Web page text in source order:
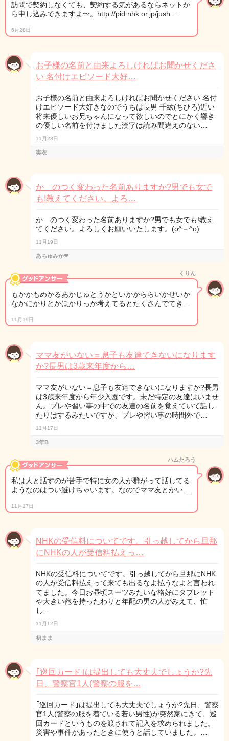
訪問で契約しなくても、契約する気があるならネットか
ら申し込みできますよ〜。http://pid.nhk.or.jp/jush…
6月28日
お子様の名前と由来よろしければお聞かせくださ
い 名付けエピソード大好…
お子様の名前と由来よろしければお聞かせください 名付
けエピソード大好きなのでうちは長男 千紘(ちひろ)近い
将来優しいお兄ちゃんになって欲しいのでとにかく響き
の優しい名前を付けました漢字は読み間違えのない…
11月28日
実衣
か のつく変わった名前ありますか?男でも女で
も!教えてください。よろ…
か のつく変わった名前ありますか?男でも女でも!教え
てください。よろしくお願いいたします。(o^－^o)
11月19日
あちゅみか❤
くりん
もかかもめかるあかじゅとうかといかかららいかせいか
なかにかりとかほかりっか考えてるとたくさんでてき…
11月19日
ママ友がいない＝息子も友達できないになります
か?長男は3歳来年度から…
ママ友がいない＝息子も友達できないになりますか?長男
は3歳来年度から年少入園です。未だ特定の友達はいませ
ん。プレや習い事の中での友達の名前を覚えていて話し
たりはするみたいですが、プレや習い事の時間外で…
11月17日
3年B
ハムたろう
私は人と話すのが苦手で特に女の人が群がって話してる
ようなのはつい避けちゃいます。なのでママ友とかい…
11月17日
NHKの受信料についてです。引っ越してから旦那
にNHKの人が受信料払えっ…
NHKの受信料についてです。引っ越してから旦那にNHK
の人が受信料払えって来ても出るなよ払うなよと言われ
てました。今日お昼頃スーツみたいな格好にタブレット
や大きい鞄を持ったわりと年配の男の人がみえて、忙
し…
11月12日
初まま
｢巡回カード｣は提出しても大丈夫でしょうか?先
日、警察官1人(警察の服を…
｢巡回カード｣は提出しても大丈夫でしょうか?先日、警察
官1人(警察の服を着ている若い男性)が突然家にきて、巡
回カードというものを渡されて記入を求められました。
災害や事件があったときに使うと話していました。…